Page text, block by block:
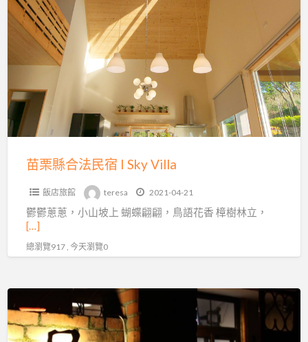
栗
縣
法
宿
I
Sky
Villa苗栗縣合法民宿 I Sky Villa
飯店旅館 teresa 2021-04-21
鬱鬱蔥蔥，小山坡上 蝴蝶翩翩，鳥語花香 樟樹林立，
[…]
總瀏覽917 , 今天瀏覽0
OLD
WOW
老